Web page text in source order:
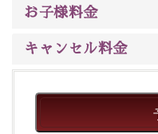
-------------------【安心へ
個室料亭、貸切風呂の
安心安全にご滞在いた
30項目以上からなる独
徹底した衛生管理を行
お子様料金
キャンセル料金